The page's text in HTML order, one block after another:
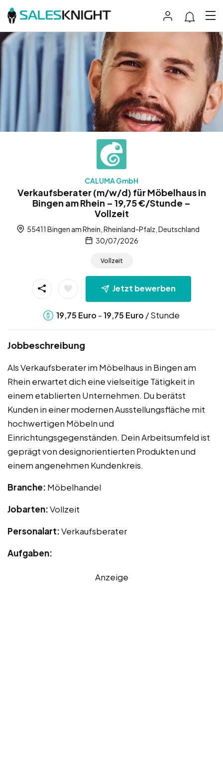
CALUMA GmbH
Verkaufsberater (m/w/d) für Möbelhaus in
Bingen am Rhein – 19,75 €/Stunde –
Vollzeit
55411 Bingen am Rhein, Rheinland-Pfalz, Deutschland
30/07/2026
Vollzeit
Jetzt bewerben
19,75 Euro -19,75 Euro / Stunde
Jobbeschreibung
Als Verkaufsberater im Möbelhaus in Bingen am
Rhein erwartet dich eine vielseitige Tätigkeit in
einem etablierten Unternehmen. Du berätst
Kunden in einer modernen Ausstellungsfläche mit
hochwertigen Möbeln und
Einrichtungsgegenständen. Dein Arbeitsumfeld ist
geprägt von designorientierten Produkten und
einem angenehmen Kundenkreis.
Branche: Möbelhandel
Jobarten:Vollzeit
Personalart:Verkaufsberater
Aufgaben:
Anzeige